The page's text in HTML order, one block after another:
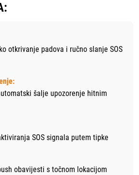
otkrivanje padova i ručno slanje SOS
šalje upozorenje hitnim
SOS signala putem tipke
obavijesti s točnom lokacijom